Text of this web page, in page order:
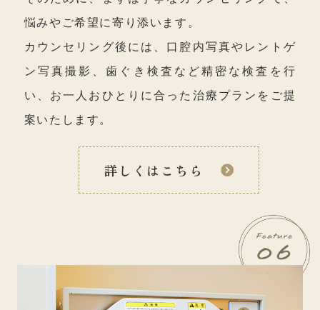
悩みやご希望に寄り添います。
カウンセリング後には、口腔内写真やレントゲ
ン写真撮影、歯ぐき検査など精密な検査を行
い、お一人おひとりに合った治療プランをご提
案いたします。
詳しくはこちら